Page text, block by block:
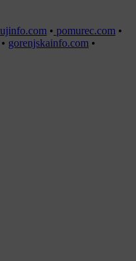
• pomurec.com •
• gorenjskainfo.com •